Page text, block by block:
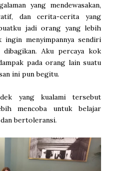
yang mendewasakan,
dan cerita-cerita yang
jadi orang yang lebih
menyimpannya sendiri
Aku percaya kok
pada orang lain suatu
ini pun begitu.
yang kualami tersebut
mencoba untuk belajar
bertoleransi.